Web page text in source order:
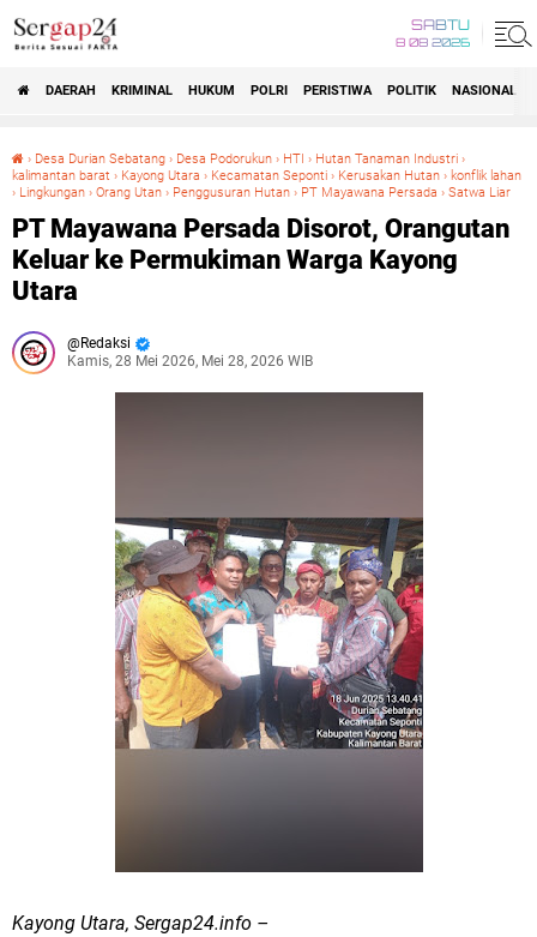
SABTU
8 08 2026
DAERAH KRIMINAL HUKUM POLRI PERISTIWA POLITIK NASIONAL
› Desa Durian Sebatang › Desa Podorukun › HTI › Hutan Tanaman Industri ›
kalimantan barat › Kayong Utara › Kecamatan Seponti › Kerusakan Hutan › konflik lahan
› Lingkungan › Orang Utan › Penggusuran Hutan › PT Mayawana Persada › Satwa Liar
PT Mayawana Persada Disorot, Orangutan
Keluar ke Permukiman Warga Kayong
Utara
Redaksi
Kamis, 28 Mei 2026, Mei 28, 2026 WIB
Kayong Utara, Sergap24.info –